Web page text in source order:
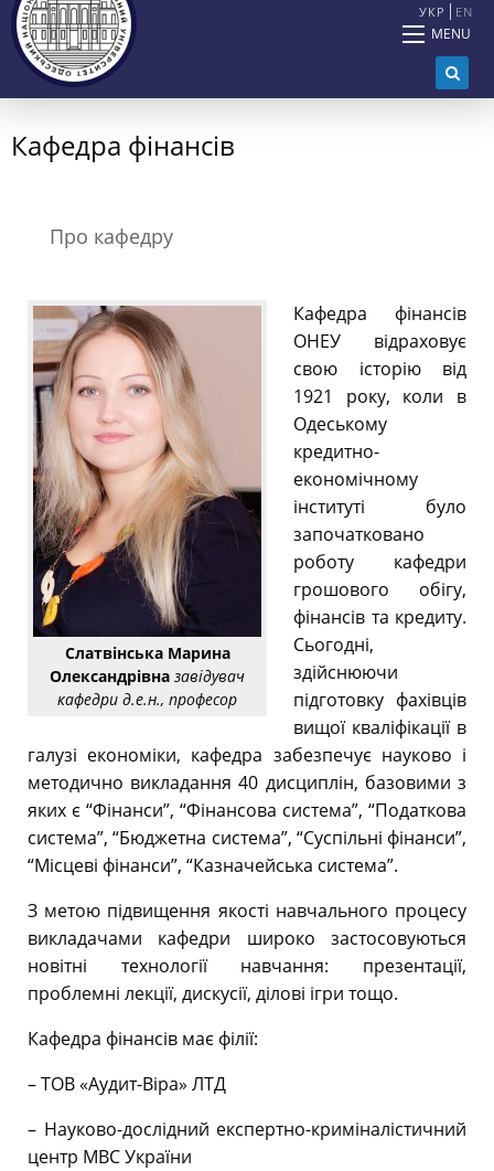
УКР EN
MENU
Кафедра фінансів
Про кафедру
Слатвінська Марина
Олександрівна завідувач
кафедри д.е.н., професор
Кафедра фінансів
ОНЕУ відраховує
свою історію від
1921 року, коли в
Одеському
кредитно-
економічному
інституті було
започатковано
роботу кафедри
грошового обігу,
фінансів та кредиту.
Сьогодні,
здійснюючи
підготовку фахівців
вищої кваліфікації в
галузі економіки, кафедра забезпечує науково і
методично викладання 40 дисциплін, базовими з
яких є “Фінанси”, “Фінансова система”, “Податкова
система”, “Бюджетна система”, “Суспільні фінанси”,
“Місцеві фінанси”, “Казначейська система”.
З метою підвищення якості навчального процесу
викладачами кафедри широко застосовуються
новітні технології навчання: презентації,
проблемні лекції, дискусії, ділові ігри тощо.
Кафедра фінансів має філії:
– ТОВ «Аудит-Віра» ЛТД
– Науково-дослідний експертно-криміналістичний
центр МВС України